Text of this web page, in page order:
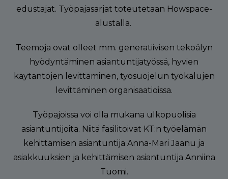
edustajat. Työpajasarjat toteutetaan Howspace-
alustalla.
Teemoja ovat olleet mm. generatiivisen tekoälyn
hyödyntäminen asiantuntijatyössä, hyvien
käytäntöjen levittäminen, työsuojelun työkalujen
levittäminen organisaatioissa.
Työpajoissa voi olla mukana ulkopuolisia
asiantuntijoita. Niitä fasilitoivat KT:n työelämän
kehittämisen asiantuntija Anna-Mari Jaanu ja
asiakkuuksien ja kehittämisen asiantuntija Anniina
Tuomi.